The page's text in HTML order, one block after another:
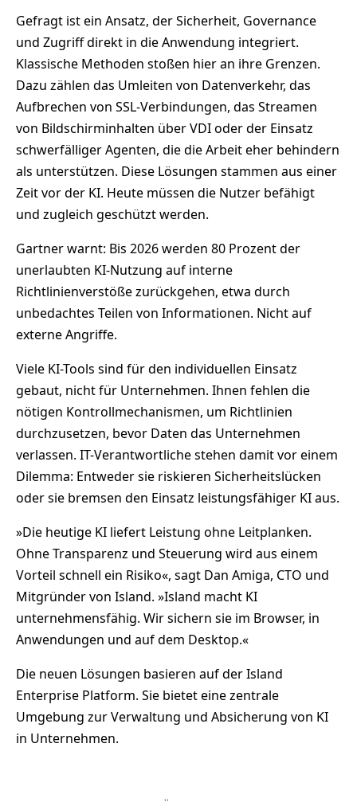
Gefragt ist ein Ansatz, der Sicherheit, Governance
und Zugriff direkt in die Anwendung integriert.
Klassische Methoden stoßen hier an ihre Grenzen.
Dazu zählen das Umleiten von Datenverkehr, das
Aufbrechen von SSL-Verbindungen, das Streamen
von Bildschirminhalten über VDI oder der Einsatz
schwerfälliger Agenten, die die Arbeit eher behindern
als unterstützen. Diese Lösungen stammen aus einer
Zeit vor der KI. Heute müssen die Nutzer befähigt
und zugleich geschützt werden.
Gartner warnt: Bis 2026 werden 80 Prozent der
unerlaubten KI-Nutzung auf interne
Richtlinienverstöße zurückgehen, etwa durch
unbedachtes Teilen von Informationen. Nicht auf
externe Angriffe.
Viele KI-Tools sind für den individuellen Einsatz
gebaut, nicht für Unternehmen. Ihnen fehlen die
nötigen Kontrollmechanismen, um Richtlinien
durchzusetzen, bevor Daten das Unternehmen
verlassen. IT-Verantwortliche stehen damit vor einem
Dilemma: Entweder sie riskieren Sicherheitslücken
oder sie bremsen den Einsatz leistungsfähiger KI aus.
»Die heutige KI liefert Leistung ohne Leitplanken.
Ohne Transparenz und Steuerung wird aus einem
Vorteil schnell ein Risiko«, sagt Dan Amiga, CTO und
Mitgründer von Island. »Island macht KI
unternehmensfähig. Wir sichern sie im Browser, in
Anwendungen und auf dem Desktop.«
Die neuen Lösungen basieren auf der Island
Enterprise Platform. Sie bietet eine zentrale
Umgebung zur Verwaltung und Absicherung von KI
in Unternehmen.